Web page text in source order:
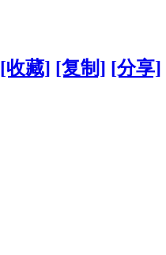
[收藏] [复制] [分享]